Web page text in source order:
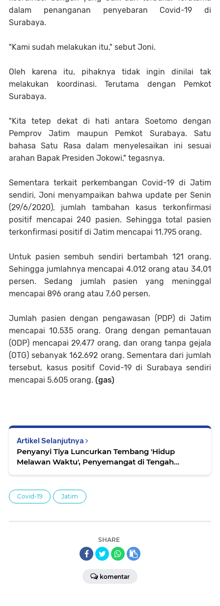
dalam penanganan penyebaran Covid-19 di
Surabaya.
"Kami sudah melakukan itu," sebut Joni.
Oleh karena itu, pihaknya tidak ingin dinilai tak
melakukan koordinasi. Terutama dengan Pemkot
Surabaya.
"Kita tetep dekat di hati antara Soetomo dengan
Pemprov Jatim maupun Pemkot Surabaya. Satu
bahasa Satu Rasa dalam menyelesaikan ini sesuai
arahan Bapak Presiden Jokowi," tegasnya.
Sementara terkait perkembangan Covid-19 di Jatim
sendiri, Joni menyampaikan bahwa update per Senin
(29/6/2020), jumlah tambahan kasus terkonfirmasi
positif mencapai 240 pasien. Sehingga total pasien
terkonfirmasi positif di Jatim mencapai 11.795 orang.
Untuk pasien sembuh sendiri bertambah 121 orang.
Sehingga jumlahnya mencapai 4.012 orang atau 34,01
persen. Sedang jumlah pasien yang meninggal
mencapai 896 orang atau 7,60 persen.
Jumlah pasien dengan pengawasan (PDP) di Jatim
mencapai 10.535 orang. Orang dengan pemantauan
(ODP) mencapai 29.477 orang, dan orang tanpa gejala
(OTG) sebanyak 162.692 orang. Sementara dari jumlah
tersebut, kasus positif Covid-19 di Surabaya sendiri
mencapai 5.605 orang. (gas)
Artikel Selanjutnya
Penyanyi Tiya Luncurkan Tembang 'Hidup
Melawan Waktu', Penyemangat di Tengah
Covid-19 Jatim
SHARE
komentar